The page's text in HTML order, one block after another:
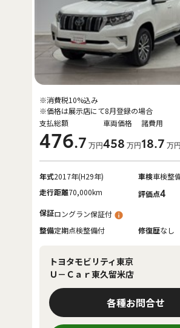
支払総額
476.7 万円
車両価格
458 万円
諸費用
18.7 万円
※消費税10%込み
※価格は展示店にて8月登録の場合
年式2017年(H29年) 車検車検整
走行距離70,000km 評価点4
保証ロングラン保証付
整備定期点検整備付 修復歴なし
トヨタモビリティ東京
Ｕ－Ｃａｒ東久留米店
各種お問合せ